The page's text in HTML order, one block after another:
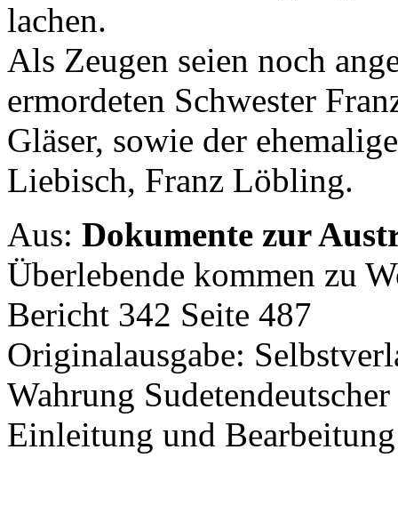
lachen.
Als Zeugen seien noch
ermordeten Schwester
Gläser, sowie der
Liebisch, Franz Löbling.
Aus: Dokumente zur
Überlebende kommen zu
Bericht 342 Seite 487
Originalausgabe:
Wahrung
Einleitung und